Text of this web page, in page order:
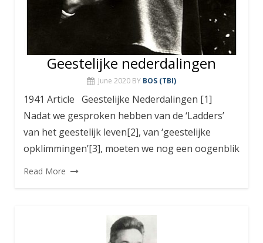
Geestelijke nederdalingen
June 2020 BY BOS (TBI)
1941 Article Geestelijke Nederdalingen [1]
Nadat we gesproken hebben van de ‘Ladders’
van het geestelijk leven[2], van ‘geestelijke
opklimmingen’[3], moeten we nog een oogenblik
Read More